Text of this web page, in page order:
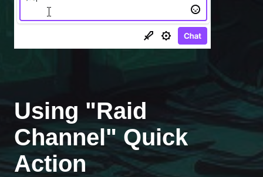
Using "Raid
Channel" Quick
Action